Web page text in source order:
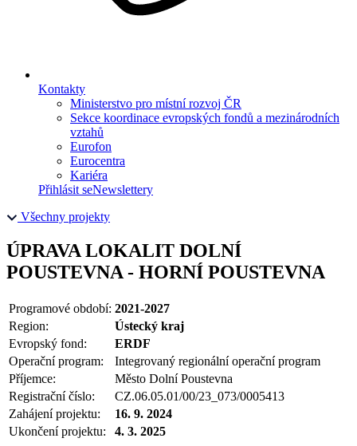
Kontakty
Ministerstvo pro místní rozvoj ČR
Sekce koordinace evropských fondů a mezinárodních
vztahů
Eurofon
Eurocentra
Kariéra
Přihlásit seNewslettery
Všechny projekty
ÚPRAVA LOKALIT DOLNÍ
POUSTEVNA - HORNÍ POUSTEVNA
Programové období: 2021-2027
Region:
Ústecký kraj
Evropský fond:
ERDF
Operační program:
Integrovaný regionální operační program
Příjemce:
Město Dolní Poustevna
Registrační číslo:
CZ.06.05.01/00/23_073/0005413
Zahájení projektu:
16. 9. 2024
Ukončení projektu:
4. 3. 2025